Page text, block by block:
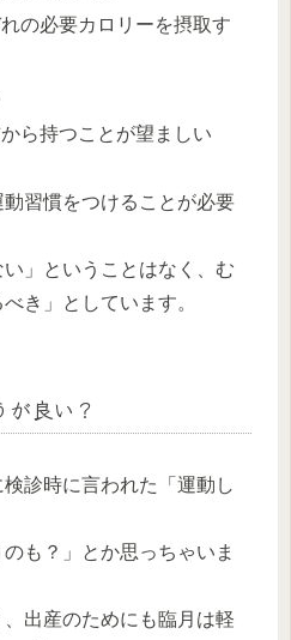
の必要カロリーを摂取す
ら持つことが望ましい
習慣をつけることが必要
」ということはなく、む
き」としています。
が良い？
診時に言われた「運動し
も？」とか思っちゃいま
出産のためにも臨月は軽